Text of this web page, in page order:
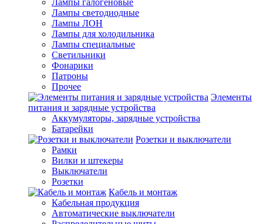
Лампы галогеновые
Лампы светодиодные
Лампы ЛОН
Лампы для холодильника
Лампы специальные
Светильники
Фонарики
Патроны
Прочее
Элементы
питания и зарядные устройства
Аккумуляторы, зарядные устройства
Батарейки
Розетки и выключатели
Рамки
Вилки и штекеры
Выключатели
Розетки
Кабель и монтаж
Кабельная продукция
Автоматические выключатели